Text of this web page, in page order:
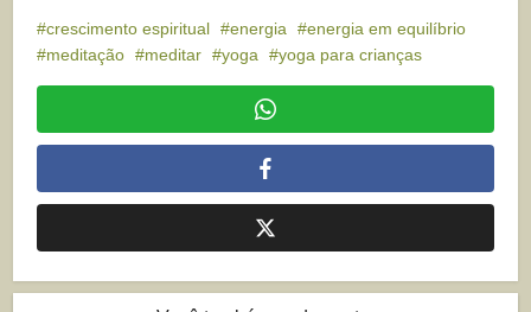
crescimento espiritual energia
energia em equilíbrio
meditação
meditar yoga yoga para crianças